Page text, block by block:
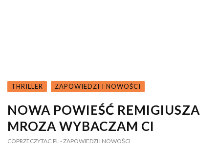
THRILLER ZAPOWIEDZI I NOWOŚCI
NOWA POWIEŚĆ REMIGIUSZA
MROZA WYBACZAM CI
COPRZECZYTAC.PL - ZAPOWIEDZI I NOWOŚCI